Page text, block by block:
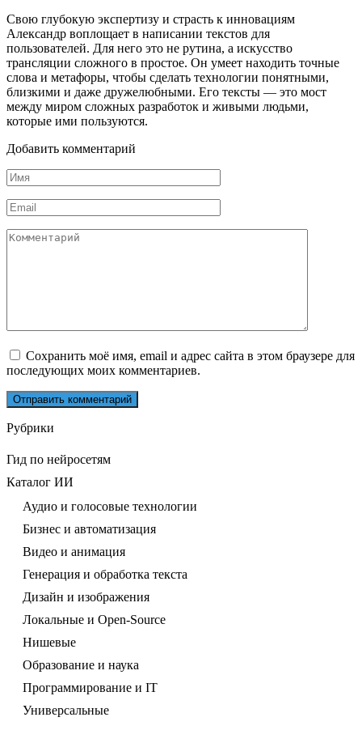
Свою глубокую экспертизу и страсть к инновациям
Александр воплощает в написании текстов для
пользователей. Для него это не рутина, а искусство
трансляции сложного в простое. Он умеет находить точные
слова и метафоры, чтобы сделать технологии понятными,
близкими и даже дружелюбными. Его тексты — это мост
между миром сложных разработок и живыми людьми,
которые ими пользуются.
Добавить комментарий
Имя
*
Email
*
Комментарий
Сохранить моё имя, email и адрес сайта в этом браузере для
последующих моих комментариев.
Рубрики
Гид по нейросетям
Каталог ИИ
Аудио и голосовые технологии
Бизнес и автоматизация
Видео и анимация
Генерация и обработка текста
Дизайн и изображения
Локальные и Open-Source
Нишевые
Образование и наука
Программирование и IT
Универсальные